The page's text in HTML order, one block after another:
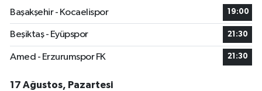
Başakşehir - Kocaelispor
19:00
Beşiktaş - Eyüpspor 21:30
Amed - Erzurumspor FK 21:30
17 Ağustos, Pazartesi